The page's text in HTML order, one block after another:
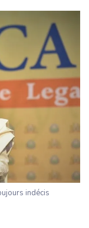
indécis